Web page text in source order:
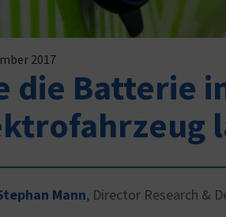
2017
die Batterie
Mann, Director Research &